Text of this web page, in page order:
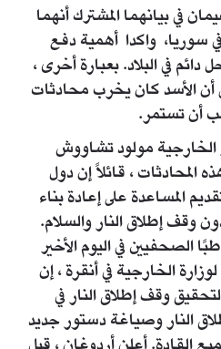
في بيانهما المشترك أنهما
سوريا، واكدا أهمية دفع
في البلاد. بعبارة أخرى ،
أن الأسد كان يخرب محادثات
أن تستمر.
الخارجية مولود تشاووش
المحادثات ، قائلاً إن دول
المساعدة على إعادة بناء
وقف إطلاق النار والسلام.
الصحفيين في اليوم الأخير
الخارجية في أنقرة ، إن
وقف إطلاق النار في
النار وصياغة دستور جديد